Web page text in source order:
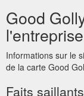
Good
l'entreprise
Informations sur le
de la carte Good
Faits